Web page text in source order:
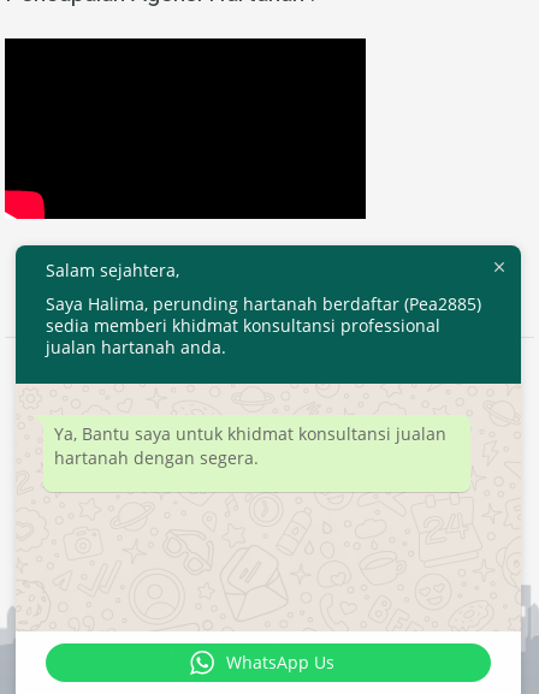
2020 © EjenHartanahKL.com. All Right Reserved.
Developed byMyTranspro
Salam sejahtera,
Saya Halima, perunding hartanah berdaftar (Pea2885)
sedia memberi khidmat konsultansi professional
jualan hartanah anda.
Ya, Bantu saya untuk khidmat konsultansi jualan
hartanah dengan segera.
WhatsApp Us